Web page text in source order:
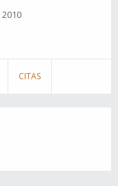
2010
CITAS